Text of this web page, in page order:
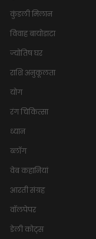
कुंडली मिलान
विवाह बायोडाटा
ज्योतिष घर
राशि अनुकूलता
योग
रंग चिकित्सा
ध्यान
ब्लॉग
वेब कहानियां
आरती संग्रह
वॉलपेपर
डेली कोट्स